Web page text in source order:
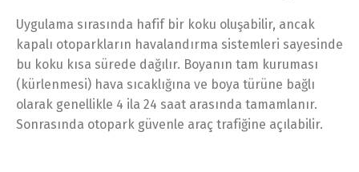
Uygulama sırasında hafif bir koku oluşabilir, ancak
kapalı otoparkların havalandırma sistemleri sayesinde
bu koku kısa sürede dağılır. Boyanın tam kuruması
(kürlenmesi) hava sıcaklığına ve boya türüne bağlı
olarak genellikle 4 ila 24 saat arasında tamamlanır.
Sonrasında otopark güvenle araç trafiğine açılabilir.